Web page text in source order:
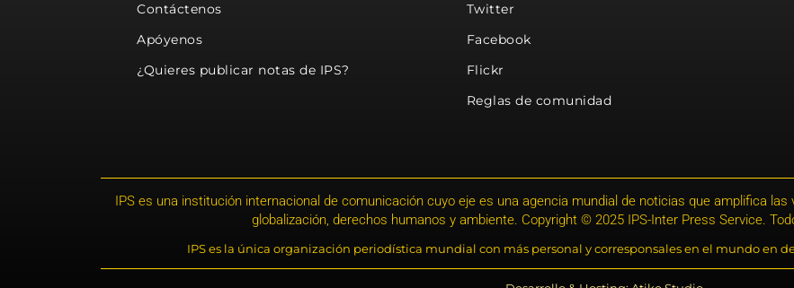
Contáctenos
Apóyenos
¿Quieres publicar notas de IPS?
Twitter
Facebook
Flickr
Reglas de comunidad
IPS es una institución internacional de comunicación cuyo eje es una agencia mundial de noticias que amplifica
globalización, derechos humanos y ambiente. Copyright © 2025 IPS-Inter Press Service.
IPS es la única organización periodística mundial con más personal y corresponsales en el mundo en